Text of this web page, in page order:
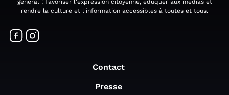
général : favoriser l'expression citoyenne, éduquer aux médias et
rendre la culture et l'information accessibles à toutes et tous.
Contact
Presse